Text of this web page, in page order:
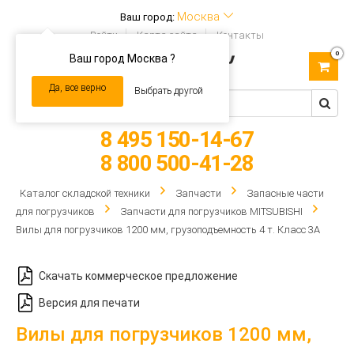
Ваш город: Москва
Ваш город Москва ?
Да, все верно Выбрать другой
Войти Карта сайта Контакты
navigation
0
8 495 150-14-67
8 800 500-41-28
Каталог складской техники Запчасти
Запасные части
для погрузчиков
Запчасти для погрузчиков MITSUBISHI
Вилы для погрузчиков 1200 мм, грузоподъемность 4 т. Класс 3А
Скачать коммерческое предложение
Версия для печати
Вилы для погрузчиков 1200 мм,